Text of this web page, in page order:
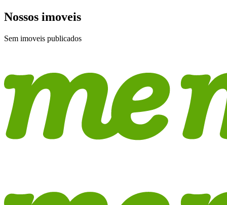
Nossos imoveis
Sem imoveis publicados